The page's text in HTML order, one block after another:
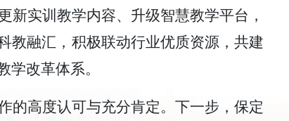
实训教学内容、升级智慧教学平台，
教融汇，积极联动行业优质资源，共建
改革体系。
的高度认可与充分肯定。下一步，保定